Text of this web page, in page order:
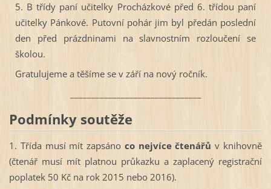
5. B třídy paní učitelky Procházkové před 6. třídou paní
učitelky Pánkové. Putovní pohár jim byl předán poslední
den před prázdninami na slavnostním rozloučení se
školou.
Gratulujeme a těšíme se v září na nový ročník.
Podmínky soutěže
1. Třída musí mít zapsáno co nejvíce čtenářů v knihovně
(čtenář musí mít platnou průkazku a zaplacený registrační
poplatek 50 Kč na rok 2015 nebo 2016).